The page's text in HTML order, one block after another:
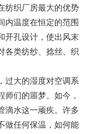
纺织厂房最大的优势
内温度在恒定的范围
开孔设计，使出风末
各类纺纱、捻丝、织
过大的湿度对空调系
们的噩梦。如今，
滴水这一顽疾。许多
做任何保温，如何能